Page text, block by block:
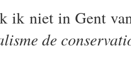
ik niet in Gent
de